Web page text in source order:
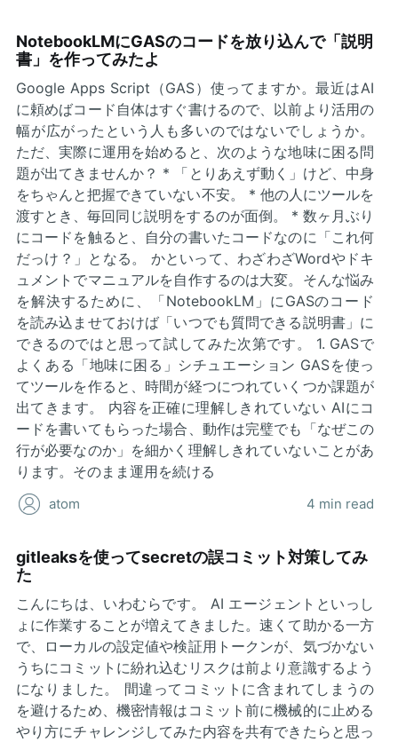
NotebookLMにGASのコードを放り込んで「説明
書」を作ってみたよ
Google Apps Script（GAS）使ってますか。最近はAI
に頼めばコード自体はすぐ書けるので、以前より活用の
幅が広がったという人も多いのではないでしょうか。
ただ、実際に運用を始めると、次のような地味に困る問
題が出てきませんか？ * 「とりあえず動く」けど、中身
をちゃんと把握できていない不安。 * 他の人にツールを
渡すとき、毎回同じ説明をするのが面倒。 * 数ヶ月ぶり
にコードを触ると、自分の書いたコードなのに「これ何
だっけ？」となる。 かといって、わざわざWordやドキ
ュメントでマニュアルを自作するのは大変。そんな悩み
を解決するために、「NotebookLM」にGASのコード
を読み込ませておけば「いつでも質問できる説明書」に
できるのではと思って試してみた次第です。 1. GASで
よくある「地味に困る」シチュエーション GASを使っ
てツールを作ると、時間が経つにつれていくつか課題が
出てきます。 内容を正確に理解しきれていない AIにコ
ードを書いてもらった場合、動作は完璧でも「なぜこの
行が必要なのか」を細かく理解しきれていないことがあ
ります。そのまま運用を続ける
atom 4 min read
gitleaksを使ってsecretの誤コミット対策してみ
た
こんにちは、いわむらです。 AI エージェントといっし
ょに作業することが増えてきました。速くて助かる一方
で、ローカルの設定値や検証用トークンが、気づかない
うちにコミットに紛れ込むリスクは前より意識するよう
になりました。 間違ってコミットに含まれてしまうの
を避けるため、機密情報はコミット前に機械的に止める
やり方にチャレンジしてみた内容を共有できたらと思っ